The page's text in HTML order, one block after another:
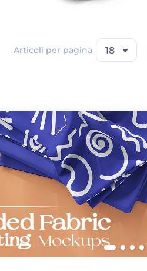
Articoli per pagina 18